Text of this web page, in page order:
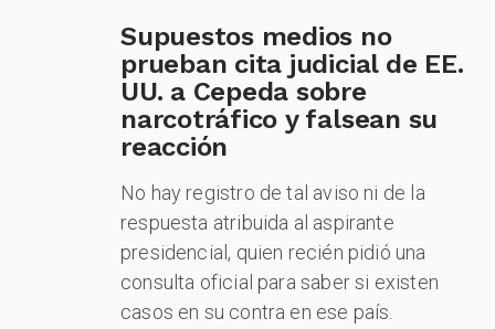
Supuestos medios no
prueban cita judicial de EE.
UU. a Cepeda sobre
narcotráfico y falsean su
reacción
No hay registro de tal aviso ni de la
respuesta atribuida al aspirante
presidencial, quien recién pidió una
consulta oficial para saber si existen
casos en su contra en ese país.